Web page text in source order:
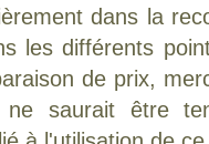
dans la
les différents
de prix,
ne saurait être